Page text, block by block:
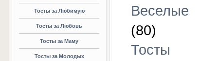
Тосты за Любимую
Тосты за Любовь
Тосты за Маму
Тосты за Молодых
Веселые
(80)
Тосты